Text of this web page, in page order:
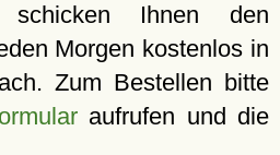
Ihnen den
Morgen kostenlos in
Zum Bestellen bitte
aufrufen und die